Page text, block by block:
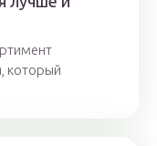
который